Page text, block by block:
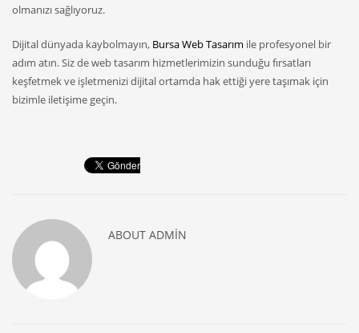
olmanızı sağlıyoruz.
Dijital dünyada kaybolmayın, Bursa Web Tasarım ile profesyonel bir
adım atın. Siz de web tasarım hizmetlerimizin sunduğu fırsatları
keşfetmek ve işletmenizi dijital ortamda hak ettiği yere taşımak için
bizimle iletişime geçin.
ABOUT ADMIN